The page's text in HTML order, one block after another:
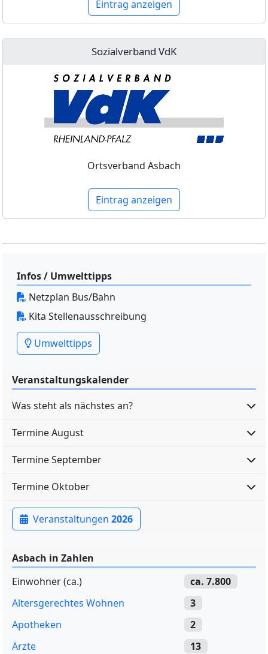
Eintrag anzeigen
Sozialverband VdK
Ortsverband Asbach
Eintrag anzeigen
Infos / Umwelttipps
Netzplan Bus/Bahn
Kita Stellenausschreibung
Umwelttipps
Veranstaltungskalender
Was steht als nächstes an?
Termine August
Termine September
Termine Oktober
Veranstaltungen 2026
Asbach in Zahlen
Einwohner (ca.)
ca. 7.800
Altersgerechtes Wohnen
3
Apotheken
2
Ärzte
13